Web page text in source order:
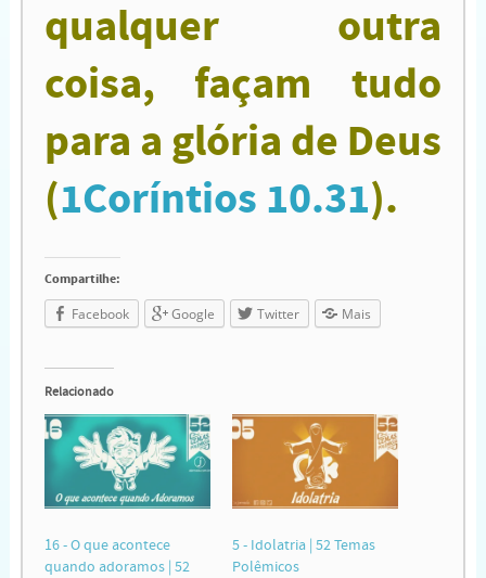
qualquer outra
coisa, façam tudo
para a glória de Deus
(1Coríntios 10.31).
Compartilhe:
Facebook Google Twitter Mais
Relacionado
16 - O que acontece
quando adoramos | 52
5 - Idolatria | 52 Temas
Polêmicos